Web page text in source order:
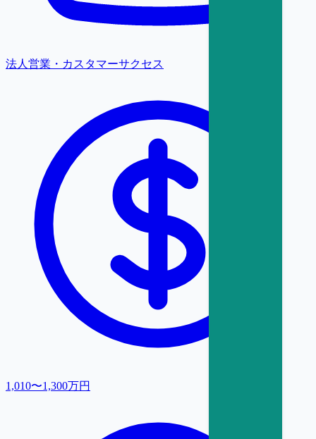
法人営業・カスタマーサクセス
1,010〜1,300万円